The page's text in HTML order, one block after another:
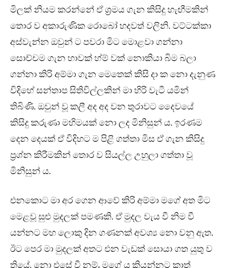
මිලක් නියම කරන්නේ ඒ ශ්‍රමය ගැන කිසිදු හැඟීමකින්
තොර ව අකාරුණික රොබෝ හදවත් වලිනි. වට්ටක්කා
අස්වැන්න ඔවුන් ට පවරා මිට මොළවා ගන්නා
සොච්චම ගැන හාවක් හ්ම් වක් නොකියා බිම බලා
ගන්නා කිරි අම්මා ගැන මෙතෙක් කිසි දා ක නො දැනුණ
විදිහේ සන්තාප සිතිවිල්ලකින් මා හිරි වැටී යමින්
තිබිණි. ඔවුන් වූ කලී අද අද වන තුරාවට දෛවයේ
කිසිදු කරුණා මහිමයක් නො ලද මිනිසුන් ය. ඉරණම
දෙන දෙයක් ඒ විදිහට ම පිළි ගත්තා මිස ඒ ගැන කිසිදු
ප්‍රශ්න කිරීමකින් තොර ව සියල්ල උහුලා ගත්තා වූ
මිනිසුන් ය.
එනකොට මා අර ගෙන ආවේ කිරි අම්මා මගේ අත මිට
මෙළවූ සුළු මුදලක් පමණකි. ඒ මුදල වැය වී නිම වී
යන්නට මහ ලොකු දින ගණනක් අවශ්‍ය නො වනු ඇත.
ඊට පෙර මා මුදලක් අතට එන වැඩක් සොයා ගත යුතු ව
තියේ. නො එසේ වී නම්, මගේ ය කියන්නට කාත්